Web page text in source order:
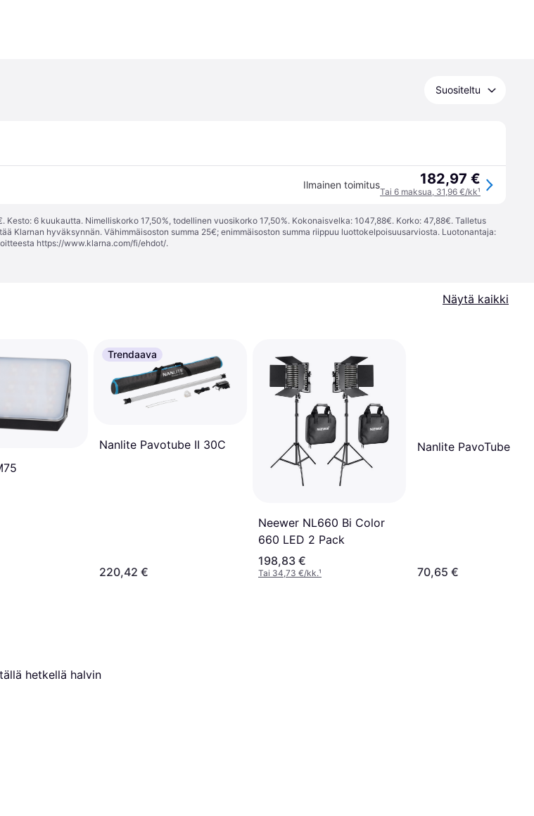
Suositeltu
Ilmainen toimitus 182,97 €
Tai 6 maksua, 31,96 €/kk¹
6 kuukautta. Nimelliskorko 17,50%, todellinen vuosikorko 17,50%. Kokonaisvelka: 1047,88€. Korko: 47,88€. Talletus
Klarnan hyväksynnän. Vähimmäisoston summa 25€; enimmäisoston summa riippuu luottokelpoisuusarviosta. Luotonantaja:
https://www.klarna.com/fi/ehdot/.
Näytä kaikki
Trendaava
Nanlite Pavotube II 30C
220,42 €
Neewer NL660 Bi Color
660 LED 2 Pack
198,83 €
Tai 34,73 €/kk.¹
Nanlite PavoTube II
70,65 €
hetkellä halvin